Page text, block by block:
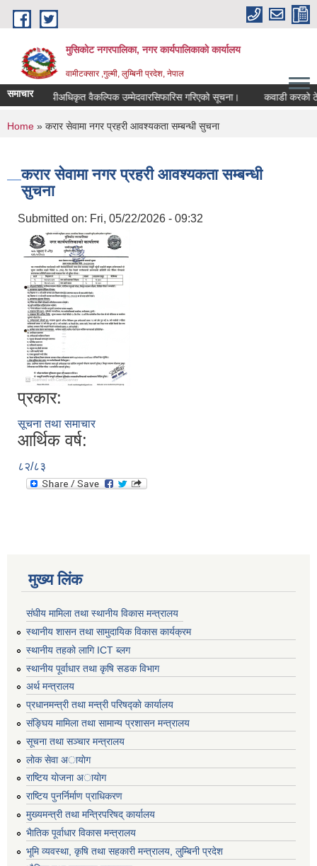
Skip to main content
मुसिकोट नगरपालिका, नगर कार्यपालिकाकाे कार्यालय
वामीटक्सार ,गुल्मी, लुम्बिनी प्रदेश, नेपाल
समाचारनापीअधिकृत वैकल्पिक उम्मेदवारसिफारिस गरिएको सूचना। कवाडी करको ठेक्का
You are here
Home » करार सेवामा नगर प्रहरी आवश्यकता सम्बन्धी सुचना
करार सेवामा नगर प्रहरी आवश्यकता सम्बन्धी
सुचना
Submitted on: Fri, 05/22/2026 - 09:32
प्रकार:
सूचना तथा समाचार
आर्थिक वर्ष:
८२/८३
मुख्य लिंक
संघीय मामिला तथा स्थानीय विकास मन्त्रालय
स्थानीय शासन तथा सामुदायिक विकास कार्यक्रम
स्थानीय तहको लागि ICT ब्लग
स्थानीय पूर्वाधार तथा कृषि सडक विभाग
अर्थ मन्त्रालय
प्रधानमन्त्री तथा मन्त्री परिषद्काे कार्यालय
संङ्घिय मामिला तथा सामान्य प्रशासन मन्त्रालय
सूचना तथा सञ्चार मन्त्रालय
लाेक सेवा अायाेग
राष्टिय याेजना अायाेग
राष्टिय पुनर्निर्माण प्राधिकरण
मुख्यमन्त्री तथा मन्त्रिपरिषद् कार्यालय
भैातिक पूर्वाधार विकास मन्त्रालय
भूमि व्यवस्था, कृषि तथा सहकारी मन्त्रालय, लु्म्बिनी प्रदेश